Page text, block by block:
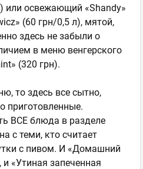
или освежающий «Shandy»
(60 грн/0,5 л), мятой,
здесь не забыли о
в меню венгерского
(320 грн).
то здесь все сытно,
приготовленные.
ВСЕ блюда в разделе
с теми, кто считает
с пивом. И «Домашний
«Утиная запеченная